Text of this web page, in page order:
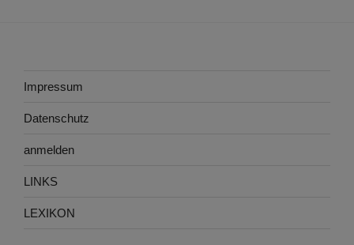
Impressum
Datenschutz
anmelden
LINKS
LEXIKON